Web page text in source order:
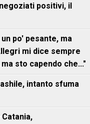
positivi, il
po' pesante, ma
mi dice sempre
sto capendo che..."
intanto sfuma